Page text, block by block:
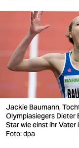
verlag
verlag
veranstaltungen
fragen & hilfe
unterstützen
Jackie Baumann,
Olympiasiegers Dieter
Star wie einst ihr
Foto: dpa